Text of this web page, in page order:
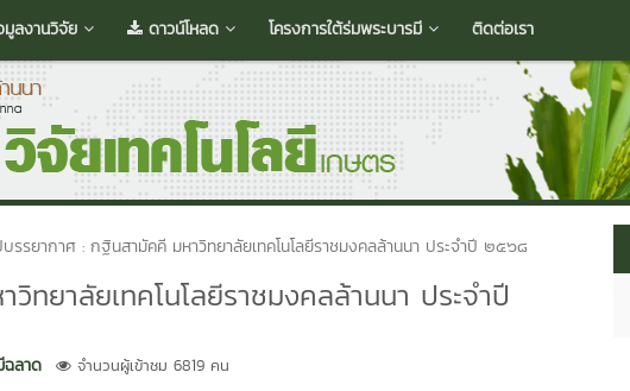
ลงานวิจัย ดาวน์โหลด โครงการใต้ร่มพระบารมี ติดต่อเรา
รรยากาศ : กฐินสามัคคี มหาวิทยาลัยเทคโนโลยีราชมงคลล้านนา ประจำปี ๒๕๖๘
ทยาลัยเทคโนโลยีราชมงคลล้านนา ประจำปี
ลาด
จำนวนผู้เข้าชม 6819 คน